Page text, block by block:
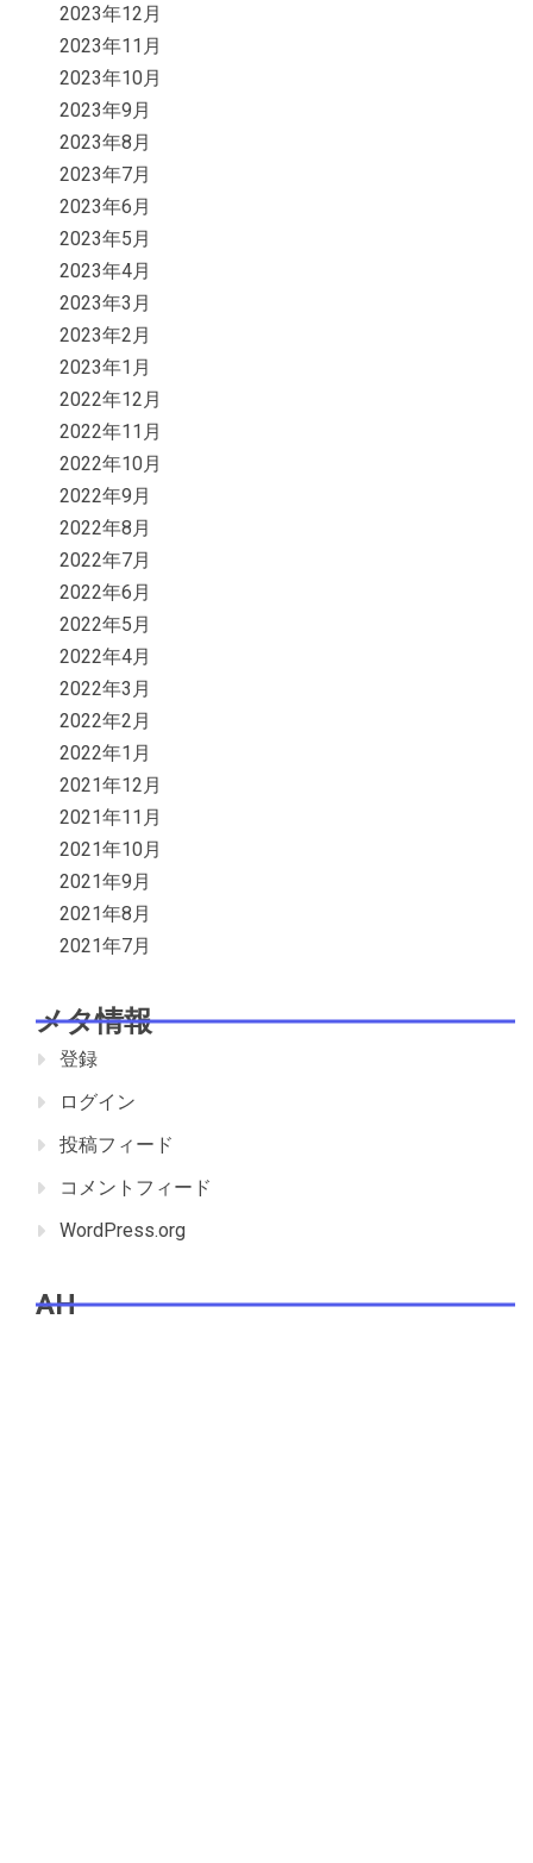
2023年12月
2023年11月
2023年10月
2023年9月
2023年8月
2023年7月
2023年6月
2023年5月
2023年4月
2023年3月
2023年2月
2023年1月
2022年12月
2022年11月
2022年10月
2022年9月
2022年8月
2022年7月
2022年6月
2022年5月
2022年4月
2022年3月
2022年2月
2022年1月
2021年12月
2021年11月
2021年10月
2021年9月
2021年8月
2021年7月
メタ情報
登録
ログイン
投稿フィード
コメントフィード
WordPress.org
AH